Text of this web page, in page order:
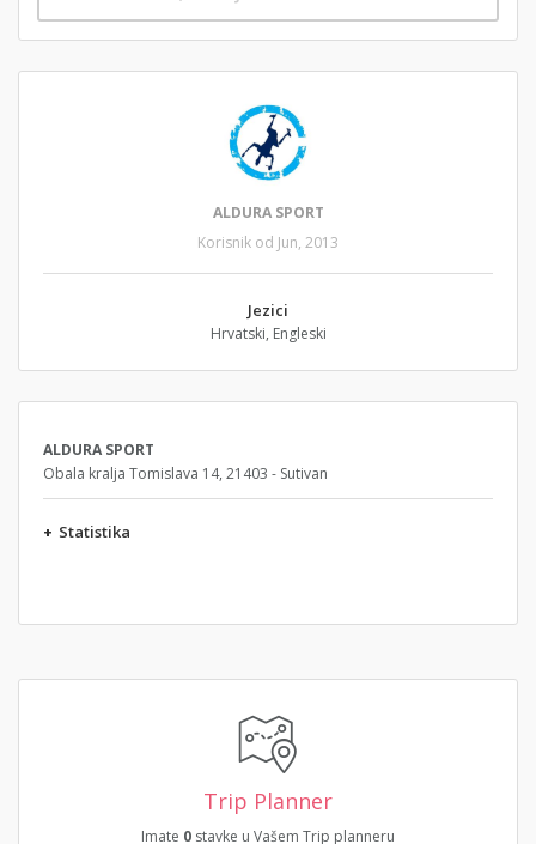
ALDURA SPORT
Korisnik od Jun, 2013
Jezici
Hrvatski, Engleski
ALDURA SPORT
Obala kralja Tomislava 14, 21403 - Sutivan
+ Statistika
Trip Planner
Imate 0 stavke u Vašem Trip planneru